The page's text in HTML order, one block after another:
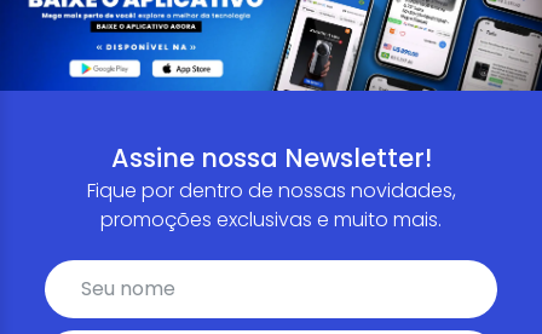
Assine nossa Newsletter!
Fique por dentro de nossas novidades,
promoções exclusivas e muito mais.